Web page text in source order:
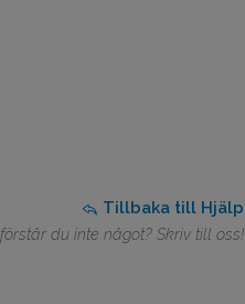
Tillbaka till Hjälp
du inte något? Skriv till oss!